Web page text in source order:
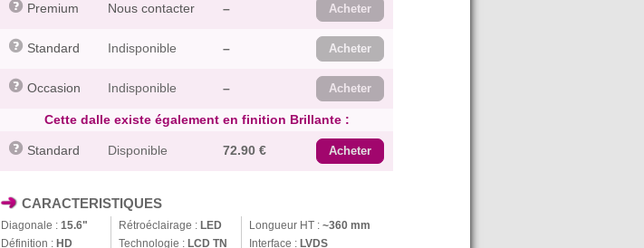
Premium Nous contacter – Acheter
Standard Indisponible – Acheter
Occasion Indisponible – Acheter
Cette dalle existe également en finition Brillante :
Standard Disponible 72.90 € Acheter
CARACTERISTIQUES
Diagonale : 15.6" Rétroéclairage : LED Longueur HT : ~360 mm
Définition : HD Technologie : LCD TN Interface : LVDS